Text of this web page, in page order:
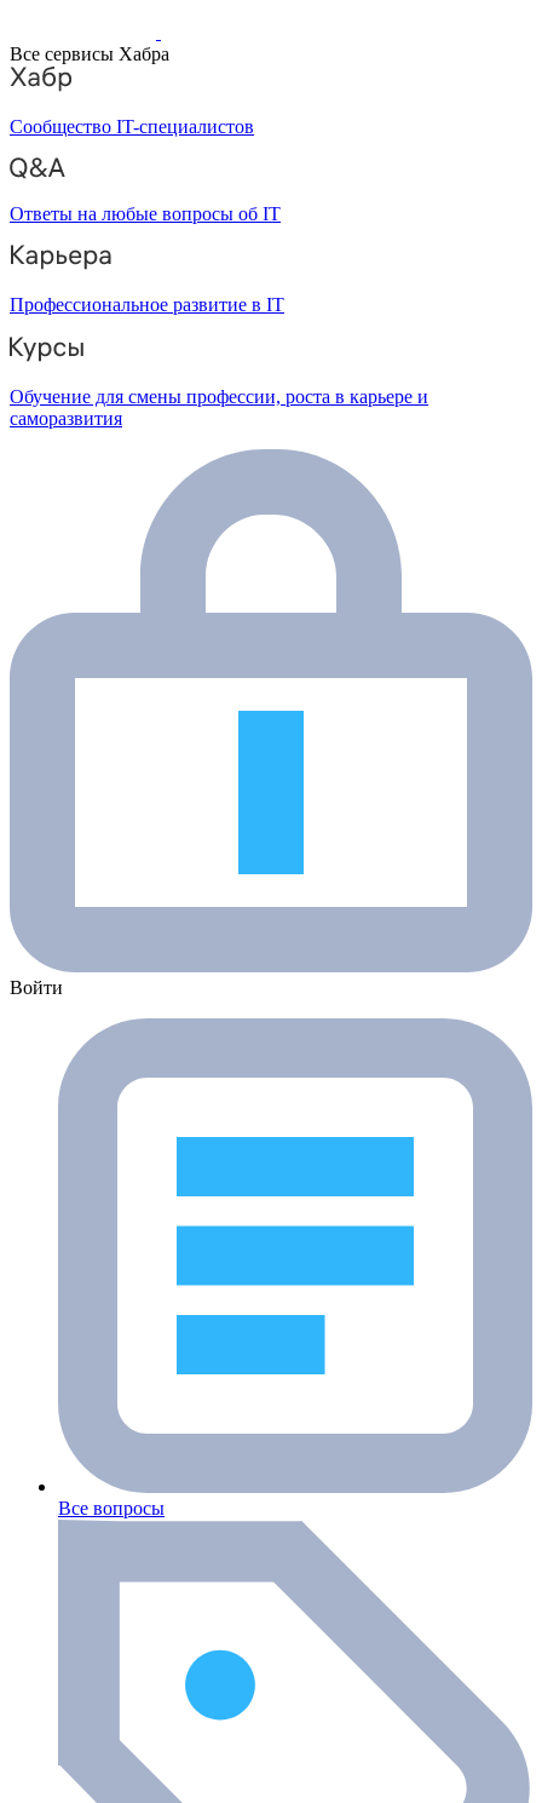
Все сервисы Хабра
Сообщество IT-специалистов
Ответы на любые вопросы об IT
Профессиональное развитие в IT
Обучение для смены профессии, роста в карьере и
саморазвития
Войти
Все вопросы